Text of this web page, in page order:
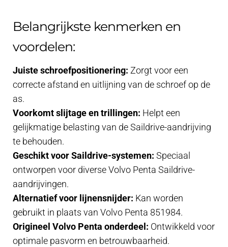
Belangrijkste kenmerken en
voordelen:
Juiste schroefpositionering: Zorgt voor een
correcte afstand en uitlijning van de schroef op de
as.
Voorkomt slijtage en trillingen: Helpt een
gelijkmatige belasting van de Saildrive-aandrijving
te behouden.
Geschikt voor Saildrive-systemen: Speciaal
ontworpen voor diverse Volvo Penta Saildrive-
aandrijvingen.
Alternatief voor lijnensnijder: Kan worden
gebruikt in plaats van Volvo Penta 851984.
Origineel Volvo Penta onderdeel: Ontwikkeld voor
optimale pasvorm en betrouwbaarheid.